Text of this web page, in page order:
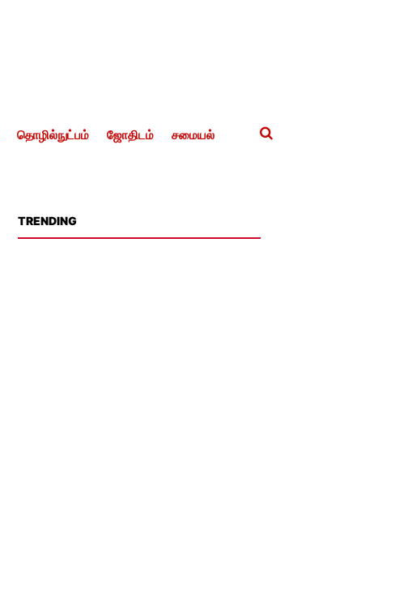
தொழில்நுட்பம் ஜோதிடம் சமையல்
TRENDING